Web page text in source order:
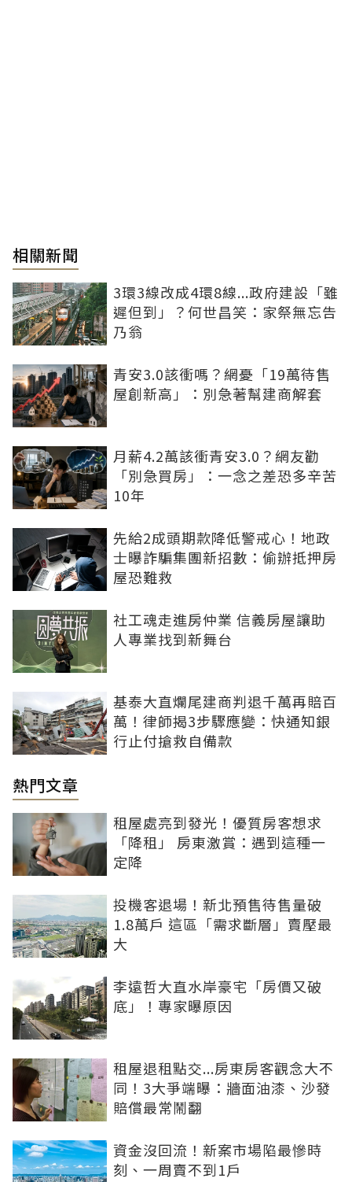
相關新聞
3環3線改成4環8線...政府建設「雖
遲但到」？何世昌笑：家祭無忘告
乃翁
青安3.0該衝嗎？網憂「19萬待售
屋創新高」：別急著幫建商解套
月薪4.2萬該衝青安3.0？網友勸
「別急買房」：一念之差恐多辛苦
10年
先給2成頭期款降低警戒心！地政
士曝詐騙集團新招數：偷辦抵押房
屋恐難救
社工魂走進房仲業 信義房屋讓助
人專業找到新舞台
基泰大直爛尾建商判退千萬再賠百
萬！律師揭3步驟應變：快通知銀
行止付搶救自備款
熱門文章
租屋處亮到發光！優質房客想求
「降租」 房東激賞：遇到這種一
定降
投機客退場！新北預售待售量破
1.8萬戶 這區「需求斷層」賣壓最
大
李遠哲大直水岸豪宅「房價又破
底」！專家曝原因
租屋退租點交...房東房客觀念大不
同！3大爭端曝：牆面油漆、沙發
賠償最常鬧翻
資金沒回流！新案市場陷最慘時
刻、一周賣不到1戶